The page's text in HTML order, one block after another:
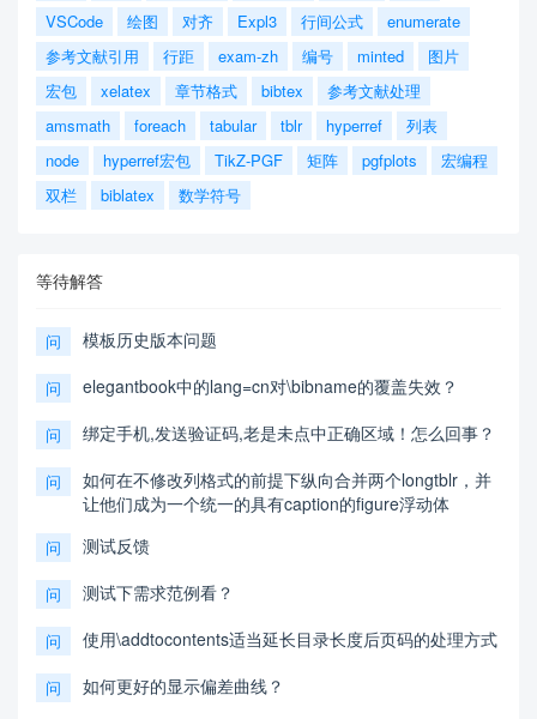
VSCode
绘图 对齐 Expl3 行间公式
enumerate
参考文献引用
行距 exam-zh 编号 minted
图片
宏包
xelatex 章节格式 bibtex
参考文献处理
amsmath
foreach tabular tblr hyperref
列表
node
hyperref宏包 TikZ-PGF 矩阵 pgfplots
宏编程
双栏
biblatex 数学符号
等待解答
问 模板历史版本问题
问 elegantbook中的lang=cn对\bibname的覆盖失效？
问 绑定手机,发送验证码,老是未点中正确区域！怎么回事？
问
如何在不修改列格式的前提下纵向合并两个longtblr，并
让他们成为一个统一的具有caption的figure浮动体
问 测试反馈
问 测试下需求范例看？
问 使用\addtocontents适当延长目录长度后页码的处理方式
问 如何更好的显示偏差曲线？